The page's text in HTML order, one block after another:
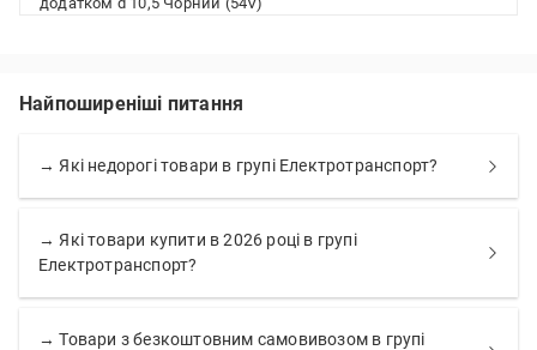
Найпоширеніші питання
→ Які недорогі товари в групі Електротранспорт?
→ Які товари купити в 2026 році в групі
Електротранспорт?
→ Товари з безкоштовним самовивозом в групі